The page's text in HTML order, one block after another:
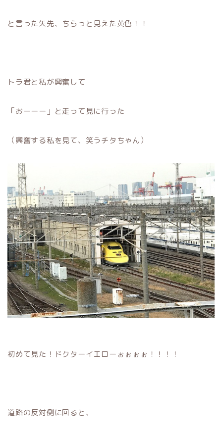
と言った矢先、ちらっと見えた黄色！！
トラ君と私が興奮して
「おーーー」と走って見に行った
（興奮する私を見て、笑うチタちゃん）
初めて見た！ドクターイエローぉぉぉぉ！！！！
道路の反対側に回ると、